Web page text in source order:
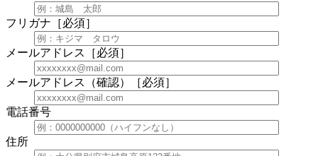
フリガナ ［必須］
メールアドレス ［必須］
メールアドレス（確認） ［必須］
電話番号
住所